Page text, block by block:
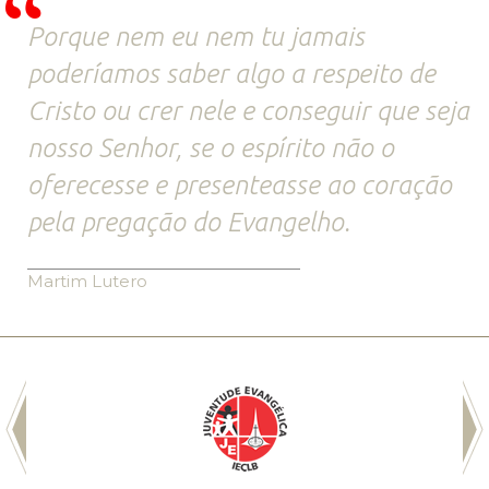
Porque nem eu nem tu jamais
poderíamos saber algo a respeito de
Cristo ou crer nele e conseguir que seja
nosso Senhor, se o espírito não o
oferecesse e presenteasse ao coração
pela pregação do Evangelho.
Martim Lutero